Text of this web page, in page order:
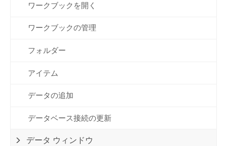
ワークブックを開く
ワークブックの管理
フォルダー
アイテム
データの追加
データベース接続の更新
データ ウィンドウ